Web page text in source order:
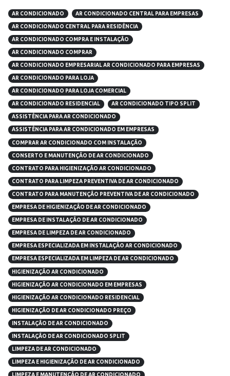
AR CONDICIONADO AR CONDICIONADO CENTRAL PARA EMPRESAS
AR CONDICIONADO CENTRAL PARA RESIDÊNCIA
AR CONDICIONADO COMPRA E INSTALAÇÃO
AR CONDICIONADO COMPRAR
AR CONDICIONADO EMPRESARIAL AR CONDICIONADO PARA EMPRESAS
AR CONDICIONADO PARA LOJA
AR CONDICIONADO PARA LOJA COMERCIAL
AR CONDICIONADO RESIDENCIAL AR CONDICIONADO TIPO SPLIT
ASSISTÊNCIA PARA AR CONDICIONADO
ASSISTÊNCIA PARA AR CONDICIONADO EM EMPRESAS
COMPRAR AR CONDICIONADO COM INSTALAÇÃO
CONSERTO E MANUTENÇÃO DE AR CONDICIONADO
CONTRATO PARA HIGIENIZAÇÃO AR CONDICIONADO
CONTRATO PARA LIMPEZA PREVENTIVA DE AR CONDICIONADO
CONTRATO PARA MANUTENÇÃO PREVENTIVA DE AR CONDICIONADO
EMPRESA DE HIGIENIZAÇÃO DE AR CONDICIONADO
EMPRESA DE INSTALAÇÃO DE AR CONDICIONADO
EMPRESA DE LIMPEZA DE AR CONDICIONADO
EMPRESA ESPECIALIZADA EM INSTALAÇÃO AR CONDICIONADO
EMPRESA ESPECIALIZADA EM LIMPEZA DE AR CONDICIONADO
HIGIENIZAÇÃO AR CONDICIONADO
HIGIENIZAÇÃO AR CONDICIONADO EM EMPRESAS
HIGIENIZAÇÃO AR CONDICIONADO RESIDENCIAL
HIGIENIZAÇÃO DE AR CONDICIONADO PREÇO
INSTALAÇÃO DE AR CONDICIONADO
INSTALAÇÃO DE AR CONDICIONADO SPLIT
LIMPEZA DE AR CONDICIONADO
LIMPEZA E HIGIENIZAÇÃO DE AR CONDICIONADO
LIMPEZA E MANUTENÇÃO DE AR CONDICIONADO